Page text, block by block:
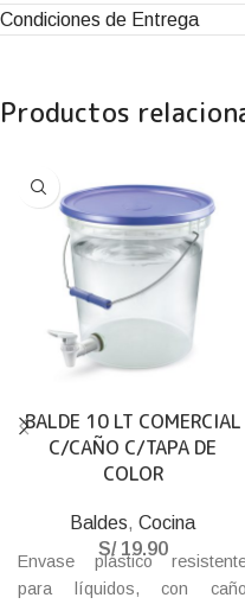
Condiciones de Entrega
Productos
BALDE 10 LT COMERCIAL
C/CAÑO C/TAPA DE
COLOR
Baldes, Cocina
S/19.90
Envase plástico
para líquidos, con caño